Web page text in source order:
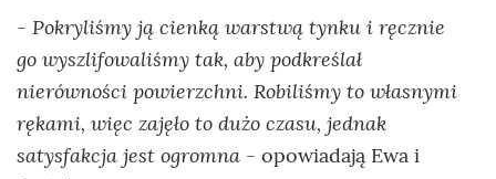
- Pokryliśmy ją cienką warstwą tynku i ręcznie
go wyszlifowaliśmy tak, aby podkreślał
nierówności powierzchni. Robiliśmy to własnymi
rękami, więc zajęło to dużo czasu, jednak
satysfakcja jest ogromna - opowiadają Ewa i